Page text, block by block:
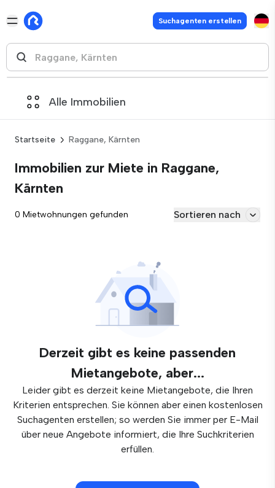
Suchagenten erstellen
Alle Immobilien
Startseite Raggane, Kärnten
Immobilien zur Miete in Raggane,
Kärnten
0 Mietwohnungen gefunden Sortieren nach
Derzeit gibt es keine passenden
Mietangebote, aber...
Leider gibt es derzeit keine Mietangebote, die Ihren
Kriterien entsprechen. Sie können aber einen kostenlosen
Suchagenten erstellen; so werden Sie immer per E-Mail
über neue Angebote informiert, die Ihre Suchkriterien
erfüllen.